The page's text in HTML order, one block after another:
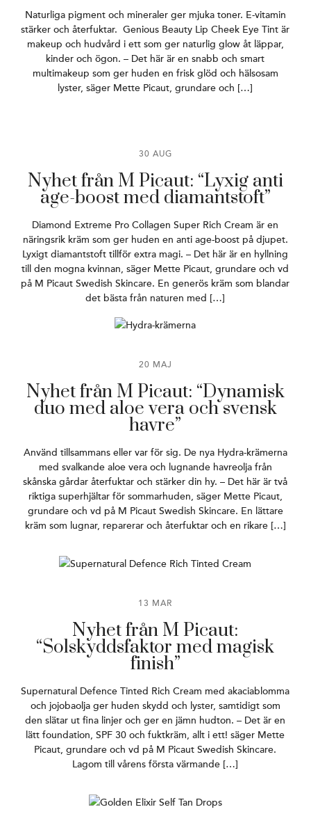
Naturliga pigment och mineraler ger mjuka toner. E-vitamin
stärker och återfuktar. Genious Beauty Lip Cheek Eye Tint är
makeup och hudvård i ett som ger naturlig glow åt läppar,
kinder och ögon. – Det här är en snabb och smart
multimakeup som ger huden en frisk glöd och hälsosam
lyster, säger Mette Picaut, grundare och […]
30 AUG
Nyhet från M Picaut: “Lyxig anti
age-boost med diamantstoft”
Diamond Extreme Pro Collagen Super Rich Cream är en
näringsrik kräm som ger huden en anti age-boost på djupet.
Lyxigt diamantstoft tillför extra magi. – Det här är en hyllning
till den mogna kvinnan, säger Mette Picaut, grundare och vd
på M Picaut Swedish Skincare. En generös kräm som blandar
det bästa från naturen med […]
20 MAJ
Nyhet från M Picaut: “Dynamisk
duo med aloe vera och svensk
havre”
Använd tillsammans eller var för sig. De nya Hydra-krämerna
med svalkande aloe vera och lugnande havreolja från
skånska gårdar återfuktar och stärker din hy. – Det här är två
riktiga superhjältar för sommarhuden, säger Mette Picaut,
grundare och vd på M Picaut Swedish Skincare. En lättare
kräm som lugnar, reparerar och återfuktar och en rikare […]
13 MAR
Nyhet från M Picaut:
“Solskyddsfaktor med magisk
finish”
Supernatural Defence Tinted Rich Cream med akaciablomma
och jojobaolja ger huden skydd och lyster, samtidigt som
den slätar ut fina linjer och ger en jämn hudton. – Det är en
lätt foundation, SPF 30 och fuktkräm, allt i ett! säger Mette
Picaut, grundare och vd på M Picaut Swedish Skincare.
Lagom till vårens första värmande […]